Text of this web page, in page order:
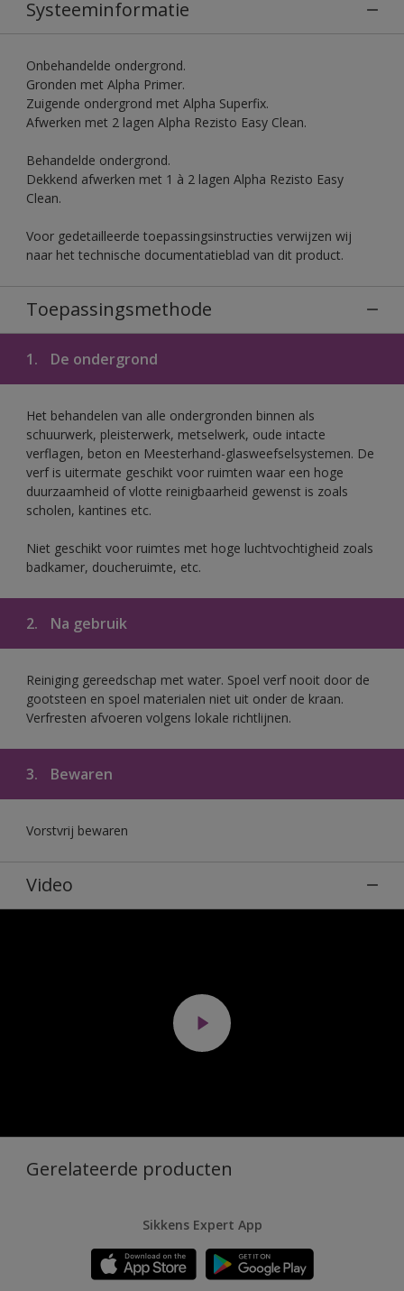
Systeeminformatie
Onbehandelde ondergrond.
Gronden met Alpha Primer.
Zuigende ondergrond met Alpha Superfix.
Afwerken met 2 lagen Alpha Rezisto Easy Clean.
Behandelde ondergrond.
Dekkend afwerken met 1 à 2 lagen Alpha Rezisto Easy
Clean.
Voor gedetailleerde toepassingsinstructies verwijzen wij
naar het technische documentatieblad van dit product.
Toepassingsmethode
1. De ondergrond
Het behandelen van alle ondergronden binnen als
schuurwerk, pleisterwerk, metselwerk, oude intacte
verflagen, beton en Meesterhand-glasweefselsystemen. De
verf is uitermate geschikt voor ruimten waar een hoge
duurzaamheid of vlotte reinigbaarheid gewenst is zoals
scholen, kantines etc.
Niet geschikt voor ruimtes met hoge luchtvochtigheid zoals
badkamer, doucheruimte, etc.
2. Na gebruik
Reiniging gereedschap met water. Spoel verf nooit door de
gootsteen en spoel materialen niet uit onder de kraan.
Verfresten afvoeren volgens lokale richtlijnen.
3. Bewaren
Vorstvrij bewaren
Video
Gerelateerde producten
Sikkens Expert App